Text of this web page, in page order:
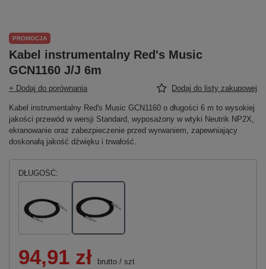
PROMOCJA
Kabel instrumentalny Red's Music
GCN1160 J/J 6m
+ Dodaj do porównania Dodaj do listy zakupowej
Kabel instrumentalny Red's Music GCN1160 o długości 6 m to wysokiej
jakości przewód w wersji Standard, wyposażony w wtyki Neutrik NP2X,
ekranowanie oraz zabezpieczenie przed wyrwaniem, zapewniający
doskonałą jakość dźwięku i trwałość.
DŁUGOŚĆ
94,91 zł brutto / szt